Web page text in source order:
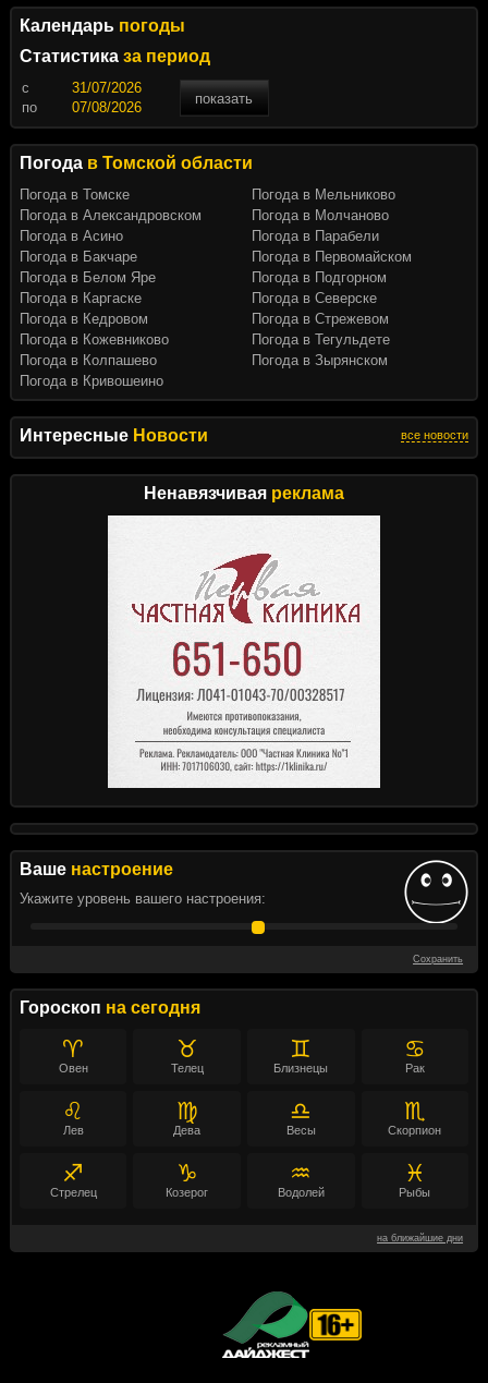
Интересные Новости все новости
Ненавязчивая реклама
Ваше настроение
Укажите уровень вашего настроения:
Сохранить
Гороскоп на сегодня
♈
Овен
♉
Телец
♊
Близнецы
♋
Рак
♌
Лев
♍
Дева
♎
Весы
♏
Скорпион
♐
Стрелец
♑
Козерог
♒
Водолей
♓
Рыбы
на ближайшие дни
Календарь погоды
Статистика за период
c
показать
по
Погода в Томской области
Погода в Томске
Погода в Александровском
Погода в Асино
Погода в Бакчаре
Погода в Белом Яре
Погода в Каргаске
Погода в Кедровом
Погода в Кожевниково
Погода в Колпашево
Погода в Кривошеино
Погода в Мельниково
Погода в Молчаново
Погода в Парабели
Погода в Первомайском
Погода в Подгорном
Погода в Северске
Погода в Стрежевом
Погода в Тегульдете
Погода в Зырянском